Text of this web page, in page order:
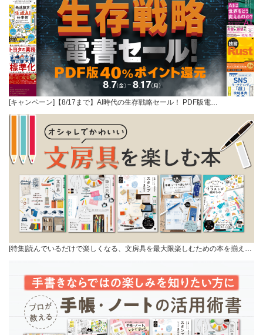
[キャンペーン]【8/17まで】AI時代の生存戦略セール！ PDF版電…
[特集]読んでいるだけで楽しくなる、文房具を最大限楽しむための本を揃え…